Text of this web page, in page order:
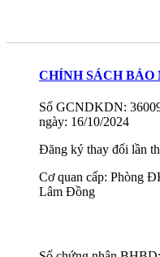
CHÍNH SÁCH BẢO
Số GCNDKDN:
ngày: 16/10/2024
Đăng ký thay đổi lần
Cơ quan cấp: Phòng
Lâm Đồng